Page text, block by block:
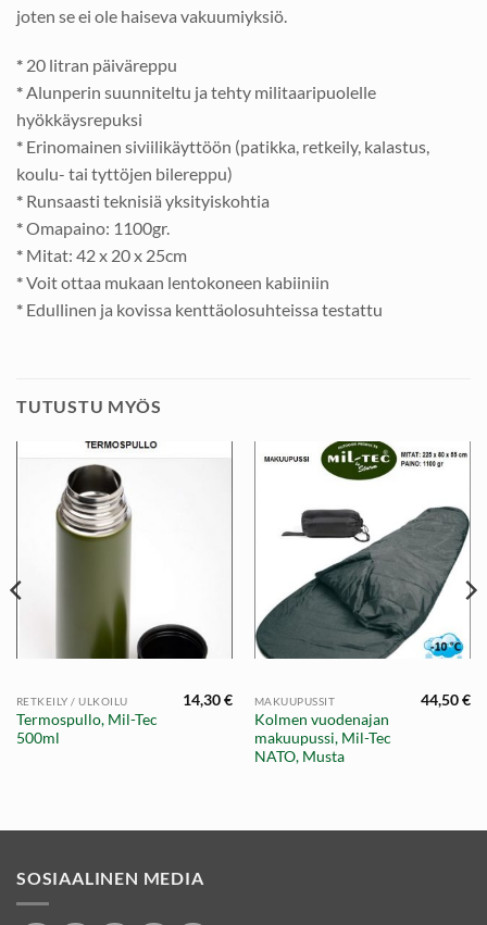
joten se ei ole haiseva vakuumiyksiö.
* 20 litran päiväreppu
*Alunperin suunniteltu ja tehty militaaripuolelle
hyökkäysrepuksi
* Erinomainen siviilikäyttöön (patikka, retkeily, kalastus,
koulu- tai tyttöjen bilereppu)
* Runsaasti teknisiä yksityiskohtia
*Omapaino: 1100gr.
* Mitat: 42 x 20 x 25cm
*Voit ottaa mukaan lentokoneen kabiiniin
* Edullinen ja kovissa kenttäolosuhteissa testattu
TUTUSTU MYÖS
RETKEILY / ULKOILU
Termospullo, Mil-Tec
500ml
14,30€ MAKUUPUSSIT
Kolmen vuodenajan
makuupussi, Mil-Tec
NATO, Musta
44,50€
SOSIAALINEN MEDIA